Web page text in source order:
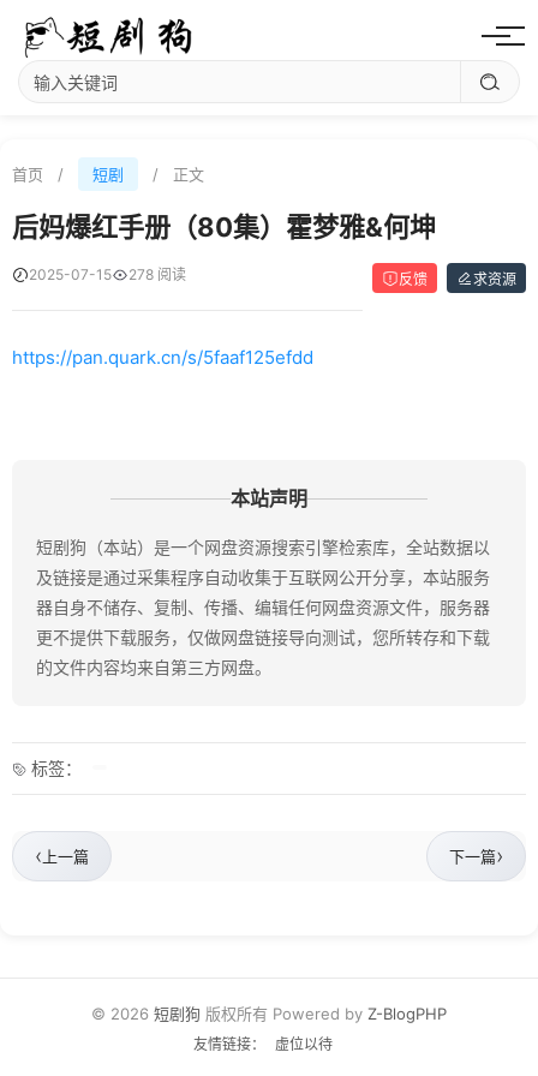
首页 / 短剧 / 正文
后妈爆红手册（80集）霍梦雅&何坤
求资源
反馈
2025-07-15 278 阅读
https://pan.quark.cn/s/5faaf125efdd
本站声明
短剧狗（本站）是一个网盘资源搜索引擎检索库，全站数据以
及链接是通过采集程序自动收集于互联网公开分享，本站服务
器自身不储存、复制、传播、编辑任何网盘资源文件，服务器
更不提供下载服务，仅做网盘链接导向测试，您所转存和下载
的文件内容均来自第三方网盘。
标签：
‹ 上一篇 下一篇›
© 2026 短剧狗 版权所有 Powered by Z-BlogPHP
友情链接： 虚位以待